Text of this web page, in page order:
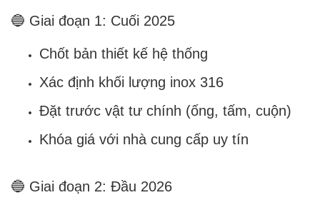
🔵 Giai đoạn 1: Cuối 2025
Chốt bản thiết kế hệ thống
Xác định khối lượng inox 316
Đặt trước vật tư chính (ống, tấm, cuộn)
Khóa giá với nhà cung cấp uy tín
🔵 Giai đoạn 2: Đầu 2026